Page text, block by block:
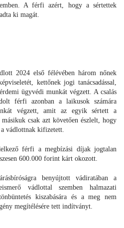
A férfi azért, hogy a sértettek
ki magát.
2024 első félévében három nőnek
kettőnek jogi tanácsadással,
ügyvédi munkát végzett. A csalás
férfi azonban a laikusok számára
végzett, amit az egyik sértett a
csak azt követően észlelt, hogy
vádlottnak kifizetett.
férfi a megbízási díjak jogtalan
600.000 forint kárt okozott.
benyújtott vádiratában a
vádlottal szemben halmazati
kiszabására és a meg nem
megítélésére tett indítványt.